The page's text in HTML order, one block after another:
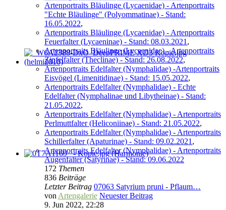
Artenportraits Bläulinge (Lycaenidae) - Artenportraits
"Echte Bläulinge" (Polyommatinae) - Stand:
16.05.2022,
Artenportraits Bläulinge (Lycaenidae) - Artenportraits
Feuerfalter (Lycaeninae) - Stand: 08.03.2021 ,
Artenportraits Bläulinge (Lycaenidae) - Artenportraits
Zipfelfalter (Theclinae) - Stand: 26.08.2022,
Artenportraits Edelfalter (Nymphalidae) -Artenportraits
Eisvögel (Limenitidinae) - Stand: 15.05.2022,
Artenportraits Edelfalter (Nymphalidae) - Echte
Edelfalter (Nymphalinae und Libytheinae) - Stand:
21.05.2022,
Artenportraits Edelfalter (Nymphalidae) - Artenportraits
Perlmuttfalter (Heliconiinae) - Stand: 21.05.2022,
Artenportraits Edelfalter (Nymphalidae) - Artenportraits
Schillerfalter (Apaturinae) - Stand: 09.02.2021 ,
Artenportraits Edelfalter (Nymphalidae) - Artenportraits
Augenfalter (Satyrinae) - Stand: 09.06.2022
172 Themen
836 Beiträge
Letzter Beitrag 07063 Satyrium pruni - Pflaum…
von Artengalerie Neuester Beitrag
9. Jun 2022, 22:28